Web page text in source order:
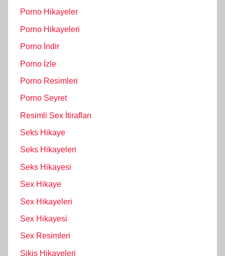
Porno Hikayeler
Porno Hikayeleri
Porno İndir
Porno İzle
Porno Resimleri
Porno Seyret
Resimli Sex İtirafları
Seks Hikaye
Seks Hikayeleri
Seks Hikayesi
Sex Hikaye
Sex Hikayeleri
Sex Hikayesi
Sex Resimleri
Sikiş Hikayeleri